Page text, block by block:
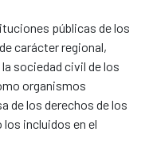
públicas de los
carácter regional,
sociedad civil de los
organismos
de los derechos de los
incluidos en el